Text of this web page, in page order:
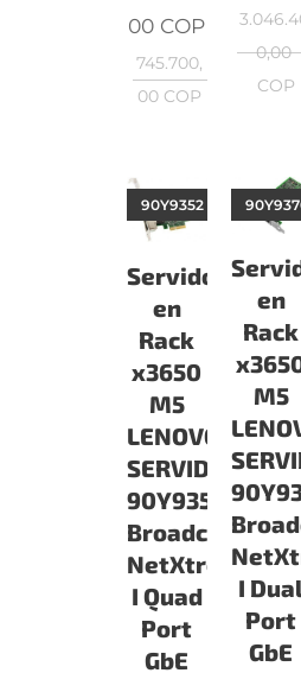
00 COP
745.700,
00 COP
0,00
COP
Servidor
en
Rack
x3650
M5
LENOVO
SERVIDORES
90Y9352
Broadcom
NetXtreme
I Quad
Port
GbE
90Y9352
en
Rack
M5
I
Port
GbE